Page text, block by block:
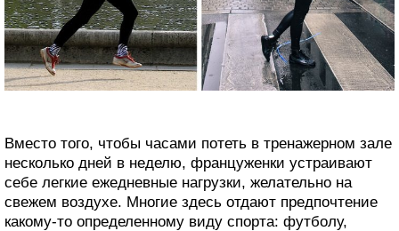
Вместо того, чтобы часами потеть в тренажерном зале
несколько дней в неделю, француженки устраивают
себе легкие ежедневные нагрузки, желательно на
свежем воздухе. Многие здесь отдают предпочтение
какому-то определенному виду спорта: футболу,